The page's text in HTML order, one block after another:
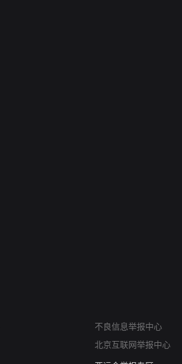
不良信息举报中心
北京互联网举报中心
算法推荐专项举报